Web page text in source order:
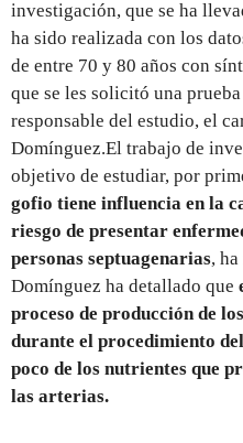
investigación, que se ha
ha sido realizada con los
de entre 70 y 80 años con
que se les solicitó una
responsable del estudio, el
Domínguez.El trabajo de
objetivo de estudiar, por
gofio tiene influencia en la
riesgo de presentar
personas septuagenarias,
Domínguez ha detallado que
proceso de producción de
durante el procedimiento
poco de los nutrientes que
las arterias.